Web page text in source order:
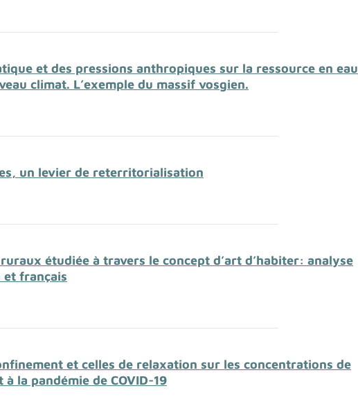
et des pressions anthropiques sur la ressource en eau
climat. L’exemple du massif vosgien.
un levier de reterritorialisation
étudiée à travers le concept d’art d’habiter: analyse
et français
et celles de relaxation sur les concentrations de
la pandémie de COVID-19